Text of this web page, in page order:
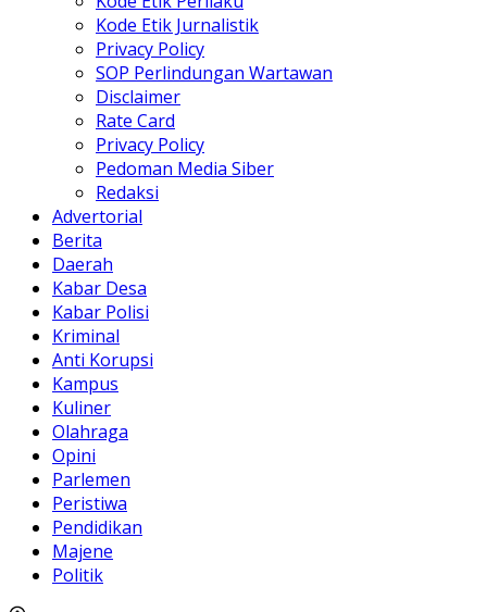
Kode Etik Jurnalistik
Privacy Policy
SOP Perlindungan Wartawan
Disclaimer
Rate Card
Privacy Policy
Pedoman Media Siber
Redaksi
Advertorial
Berita
Daerah
Kabar Desa
Kabar Polisi
Kriminal
Anti Korupsi
Kampus
Kuliner
Olahraga
Opini
Parlemen
Peristiwa
Pendidikan
Majene
Politik